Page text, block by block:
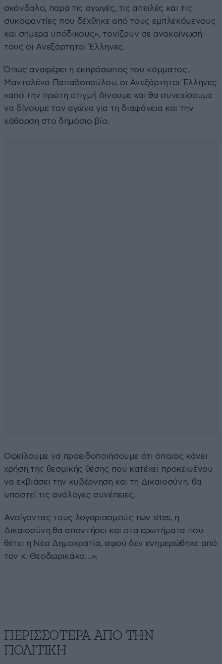
σκάνδαλο, παρά τις αγωγές, τις απειλές και τις
συκοφαντίες που δέχθηκε από τους εμπλεκόμενους
και σήμερα υπόδικους», τονίζουν σε ανακοίνωσή
τους οι Ανεξάρτητοι Έλληνες.
Όπως αναφέρει η εκπρόσωπος του κόμματος,
Μανταλένα Παπαδοπούλου, οι Ανεξάρτητοι Έλληνες
«από την πρώτη στιγμή δίνουμε και θα συνεχίσουμε
να δίνουμε τον αγώνα για τη διαφάνεια και την
κάθαρση στο δημόσιο βίο.
Οφείλουμε να προειδοποιήσουμε ότι όποιος κάνει
χρήση της θεσμικής θέσης που κατέχει προκειμένου
να εκβιάσει την κυβέρνηση και τη Δικαιοσύνη, θα
υποστεί τις ανάλογες συνέπειες.
Ανοίγοντας τους λογαριασμούς των sites, η
Δικαιοσύνη θα απαντήσει και στα ερωτήματα που
θέτει η Νέα Δημοκρατία, αφού δεν ενημερώθηκε από
τον κ. Θεοδωρικάκο…».
ΠΕΡΙΣΣΟΤΕΡΑ ΑΠΟ ΤΗΝ
ΠΟΛΙΤΙΚΗ